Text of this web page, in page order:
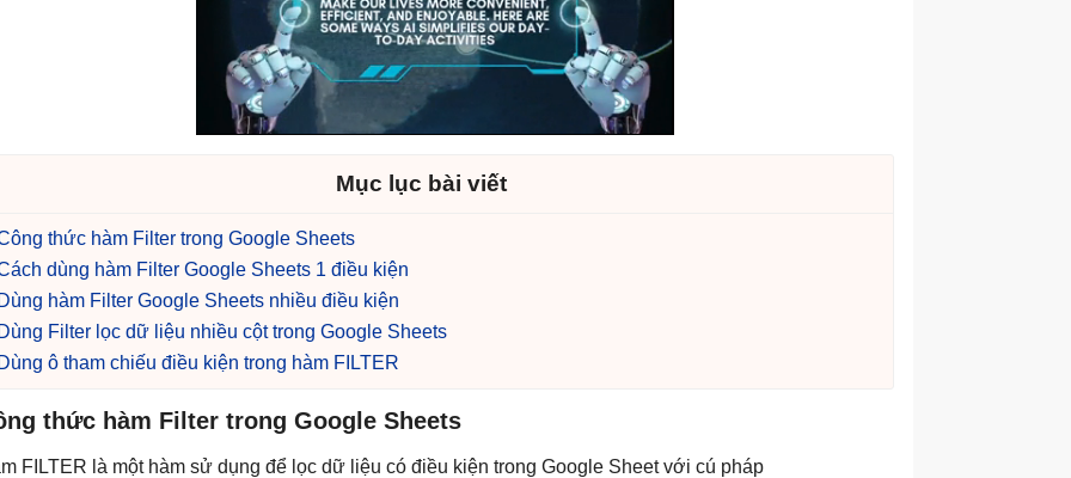
Mục lục bài viết
thức hàm Filter trong Google Sheets
dùng hàm Filter Google Sheets 1 điều kiện
Dùng hàm Filter Google Sheets nhiều điều kiện
Dùng Filter lọc dữ liệu nhiều cột trong Google Sheets
Dùng ô tham chiếu điều kiện trong hàm FILTER
thức hàm Filter trong Google Sheets
FILTER là một hàm sử dụng để lọc dữ liệu có điều kiện trong Google Sheet với cú pháp